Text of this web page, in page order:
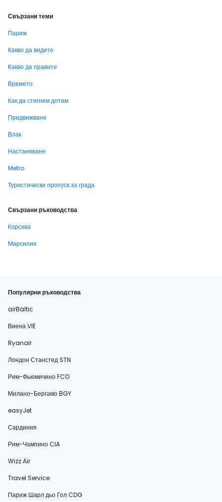
Свързани теми
Париж
Какво да видите
Какво да правите
Времето
Как да стигнем дотам
Придвижване
Влак
Настаняване
Metro
Туристически пропуск за града
Свързани ръководства
Корсика
Марсилия
Популярни ръководства
airBaltic
Виена VIE
Ryanair
Лондон Станстед STN
Рим-Фьюмичино FCO
Милано-Бергамо BGY
easyJet
Сардиния
Рим-Чампино CIA
Wizz Air
Travel Service
Париж Шарл дьо Гол CDG